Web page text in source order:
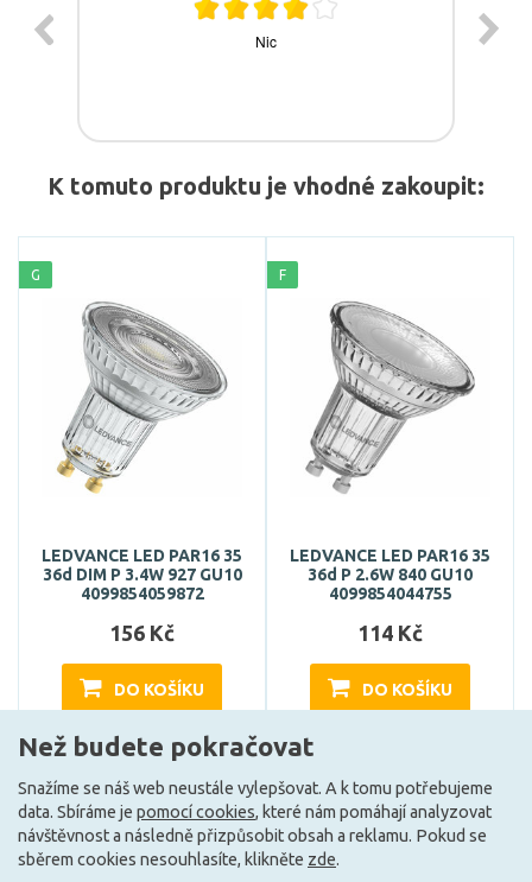
K tomuto produktu je vhodné zakoupit:
G
LEDVANCE LED PAR16 35
36d DIM P 3.4W 927 GU10
4099854059872
156 Kč
DO KOŠÍKU
Může být u Vás 17. 8.
F
LEDVANCE LED PAR16 35
36d P 2.6W 840 GU10
4099854044755
114 Kč
DO KOŠÍKU
Může být u Vás 7. 8.
Než budete pokračovat
Snažíme se náš web neustále vylepšovat. A k tomu potřebujeme
data. Sbíráme je pomocí cookies, které nám pomáhají analyzovat
návštěvnost a následně přizpůsobit obsah a reklamu. Pokud se
sběrem cookies nesouhlasíte, klikněte zde.